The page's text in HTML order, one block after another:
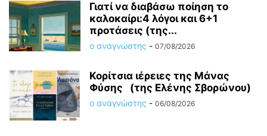
Γιατί να διαβάσω ποίηση το
καλοκαίρι:4 λόγοι και 6+1
προτάσεις (της...
ο αναγνώστης - 07/08/2026
Κορίτσια ιέρειες της Μάνας
Φύσης (της Ελένης Σβορώνου)
ο αναγνώστης - 06/08/2026